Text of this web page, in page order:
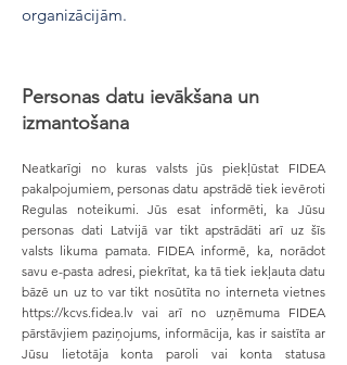
organizācijām.
Personas datu ievākšana un
izmantošana
Neatkarīgi no kuras valsts jūs piekļūstat FIDEA
pakalpojumiem, personas datu apstrādē tiek ievēroti
Regulas noteikumi. Jūs esat informēti, ka Jūsu
personas dati Latvijā var tikt apstrādāti arī uz šīs
valsts likuma pamata. FIDEA informē, ka, norādot
savu e-pasta adresi, piekrītat, ka tā tiek iekļauta datu
bāzē un uz to var tikt nosūtīta no interneta vietnes
https://kcvs.fidea.lv vai arī no uzņēmuma FIDEA
pārstāvjiem paziņojums, informācija, kas ir saistīta ar
Jūsu lietotāja konta paroli vai konta statusa